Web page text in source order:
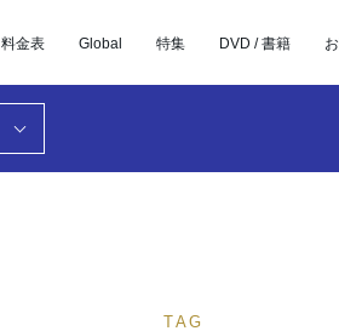
料金表 Global 特集 DVD / 書籍
TAG